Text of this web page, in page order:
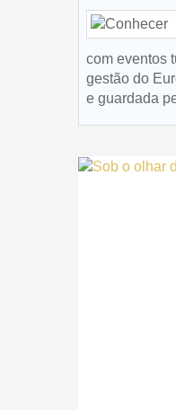
com eventos
gestão do
e guardada